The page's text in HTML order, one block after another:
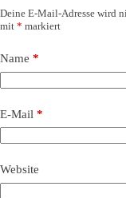
Deine E-Mail-Adresse wird
mit * markiert
Name *
E-Mail *
Website